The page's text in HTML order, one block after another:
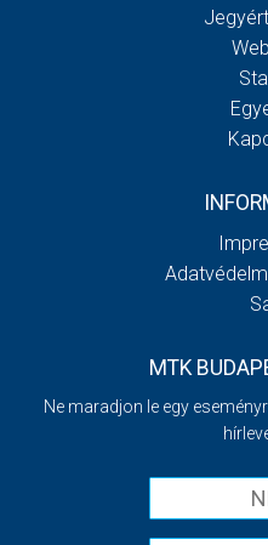
MTK
Ne maradjon le egy